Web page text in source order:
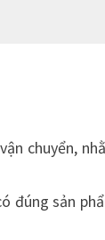
chuyển,
đúng sản